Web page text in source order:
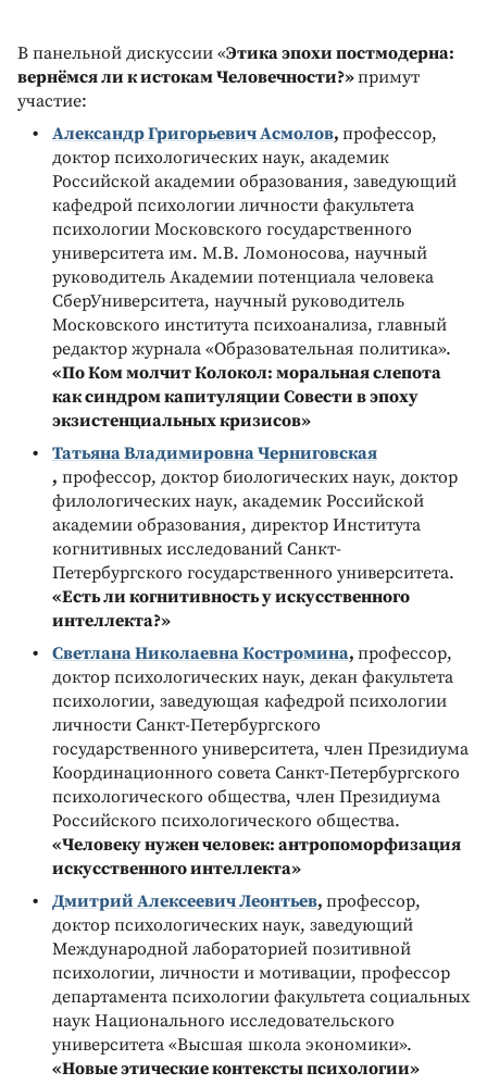
В панельной дискуссии «Этика эпохи постмодерна:
вернёмся ли к истокам Человечности?»примут
участие:
Александр Григорьевич Асмолов, профессор,
доктор психологических наук, академик
Российской академии образования, заведующий
кафедрой психологии личности факультета
психологии Московского государственного
университета им. М.В. Ломоносова, научный
руководитель Академии потенциала человека
СберУниверситета, научный руководитель
Московского института психоанализа, главный
редактор журнала «Образовательная политика».
«По Ком молчит Колокол: моральная слепота
как синдром капитуляции Совести в эпоху
экзистенциальных кризисов»
Татьяна Владимировна Черниговская
, профессор, доктор биологических наук, доктор
филологических наук, академик Российской
академии образования, директор Института
когнитивных исследований Санкт-
Петербургского государственного университета.
«Есть ли когнитивность у искусственного
интеллекта?»
Светлана Николаевна Костромина, профессор,
доктор психологических наук, декан факультета
психологии, заведующая кафедрой психологии
личности Санкт-Петербургского
государственного университета, член Президиума
Координационного совета Санкт-Петербургского
психологического общества, член Президиума
Российского психологического общества.
«Человеку нужен человек: антропоморфизация
искусственного интеллекта»
Дмитрий Алексеевич Леонтьев, профессор,
доктор психологических наук, заведующий
Международной лабораторией позитивной
психологии, личности и мотивации, профессор
департамента психологии факультета социальных
наук Национального исследовательского
университета «Высшая школа экономики».
«Новые этические контексты психологии»